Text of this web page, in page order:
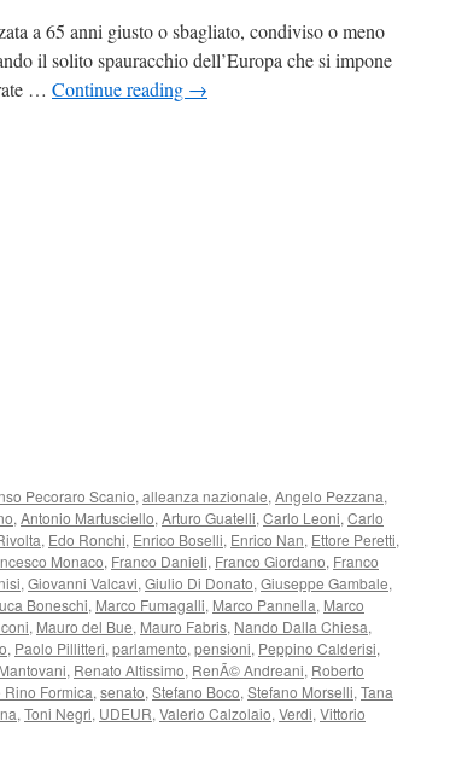
a 65 anni giusto o sbagliato, condiviso o meno
il solito spauracchio dell’Europa che si impone
… Continue reading →
Pecoraro Scanio, alleanza nazionale, Angelo Pezzana,
, Antonio Martusciello, Arturo Guatelli, Carlo Leoni, Carlo
, Edo Ronchi, Enrico Boselli, Enrico Nan, Ettore Peretti,
Monaco, Franco Danieli, Franco Giordano, Franco
, Giovanni Valcavi, Giulio Di Donato, Giuseppe Gambale,
Boneschi, Marco Fumagalli, Marco Pannella, Marco
, Mauro del Bue, Mauro Fabris, Nando Dalla Chiesa,
, Paolo Pillitteri, parlamento, pensioni, Peppino Calderisi,
, Renato Altissimo, RenÃ© Andreani, Roberto
Formica, senato, Stefano Boco, Stefano Morselli, Tana
, Toni Negri, UDEUR, Valerio Calzolaio, Verdi, Vittorio